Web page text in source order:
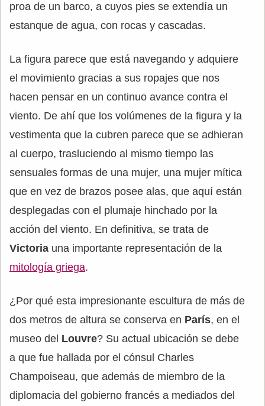
proa de un barco, a cuyos pies se extendía un
estanque de agua, con rocas y cascadas.
La figura parece que está navegando y adquiere
el movimiento gracias a sus ropajes que nos
hacen pensar en un continuo avance contra el
viento. De ahí que los volúmenes de la figura y la
vestimenta que la cubren parece que se adhieran
al cuerpo, trasluciendo al mismo tiempo las
sensuales formas de una mujer, una mujer mítica
que en vez de brazos posee alas, que aquí están
desplegadas con el plumaje hinchado por la
acción del viento. En definitiva, se trata de
Victoria una importante representación de la
mitología griega.
¿Por qué esta impresionante escultura de más de
dos metros de altura se conserva en París, en el
museo del Louvre? Su actual ubicación se debe
a que fue hallada por el cónsul Charles
Champoiseau, que además de miembro de la
diplomacia del gobierno francés a mediados del